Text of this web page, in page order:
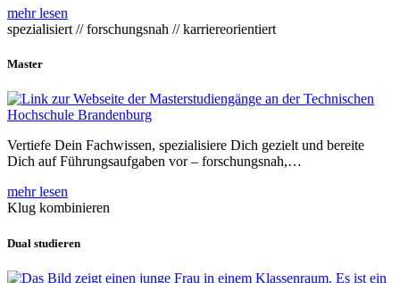
mehr lesen
spezialisiert // forschungsnah // karriereorientiert
Master
Vertiefe Dein Fachwissen, spezialisiere Dich gezielt und bereite
Dich auf Führungsaufgaben vor – forschungsnah,…
mehr lesen
Klug kombinieren
Dual studieren